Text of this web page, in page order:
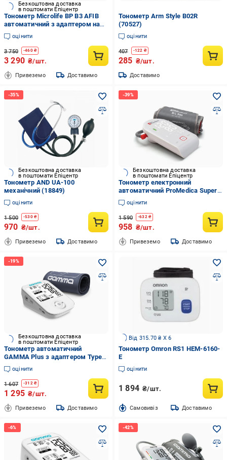
Безкоштовна доставка
в поштомати Епіцентр
Тонометр Microlife BP B3 AFIB
автоматичний з адаптером на
плече гарантія 5 років
оцінити
3 750 -460₴
3 290 ₴/шт.
Привеземо Доставимо
Тонометр Arm Style B02R
(70527)
оцінити
407 -122 ₴
285 ₴/шт.
Доставимо
Безкоштовна доставка
в поштомати Епіцентр
Тонометр AND UA-100
механічний (18849)
оцінити
1 500 -530₴
970 ₴/шт.
Привеземо Доставимо
Безкоштовна доставка
в поштомати Епіцентр
Тонометр електронний
автоматичний ProMedica Superb
(14035406)
оцінити
1 590 -632₴
958 ₴/шт.
Привеземо Доставимо
Безкоштовна доставка
в поштомати Епіцентр
Тонометр автоматичний
GAMMA Plus з адаптером Type-
C (CO003624)
оцінити
1 607 -312₴
1 295 ₴/шт.
Привеземо Доставимо
Від 315.70 ₴ X 6
Тонометр Omron RS1 НЕМ-6160-
E
оцінити
1 894 ₴/шт.
Cамовивіз Доставимо